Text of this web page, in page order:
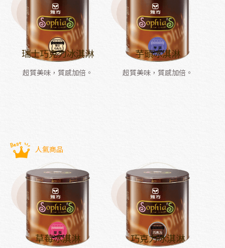
瑞士巧克力冰淇淋
超質美味，質感加倍。
芋頭冰淇淋
超質美味，質感加倍。
人氣商品
草莓冰淇淋 巧克力冰淇淋